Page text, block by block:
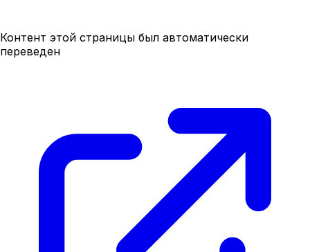
Контент этой страницы был автоматически
переведен